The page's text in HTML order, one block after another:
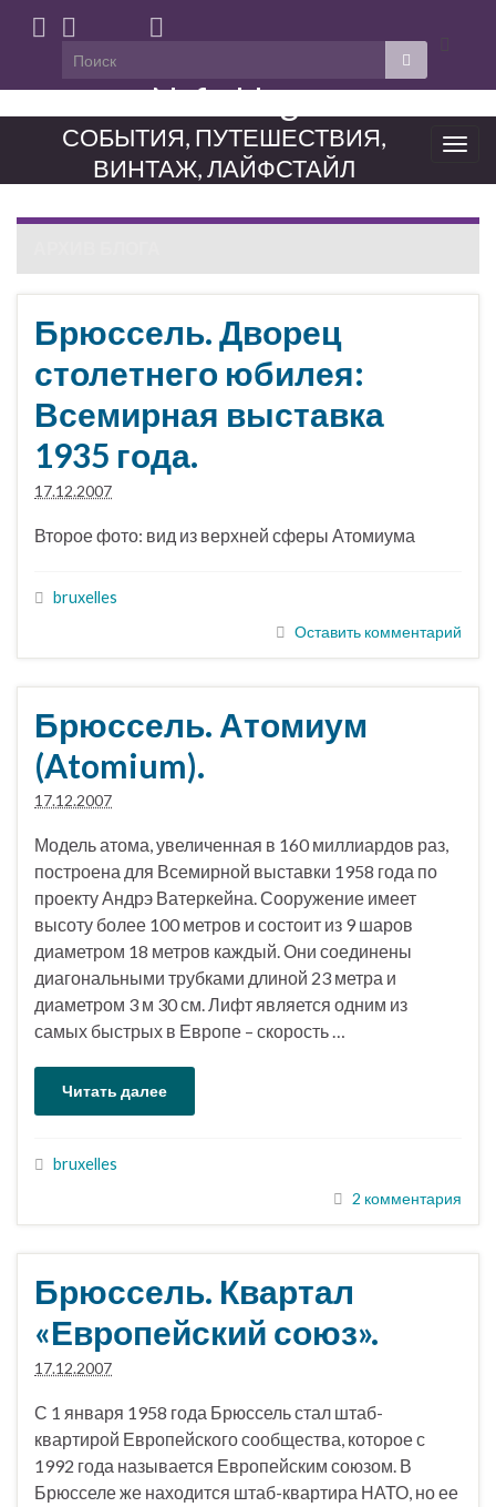
поиска
Вкл/
Neferblog
СОБЫТИЯ, ПУТЕШЕСТВИЯ,
ВИНТАЖ, ЛАЙФСТАЙЛ
Брюссель. Дворец
столетнего юбилея:
Всемирная выставка
1935 года.
17.12.2007
Второе фото: вид из верхней сферы Атомиума
bruxelles
Оставить комментарий
Брюссель. Атомиум
(Atomium).
17.12.2007
Модель атома, увеличенная в 160 миллиардов раз,
построена для Всемирной выставки 1958 года по
проекту Андрэ Ватеркейна. Сооружение имеет
высоту более 100 метров и состоит из 9 шаров
диаметром 18 метров каждый. Они соединены
диагональными трубками длиной 23 метра и
диаметром 3 м 30 см. Лифт является одним из
самых быстрых в Европе – скорость …
Читать далее
bruxelles
2 комментария
Брюссель. Квартал
«Европейский союз».
17.12.2007
С 1 января 1958 года Брюссель стал штаб-
квартирой Европейского сообщества, которое с
1992 года называется Европейским союзом. В
Брюсселе же находится штаб-квартира НАТО, но ее